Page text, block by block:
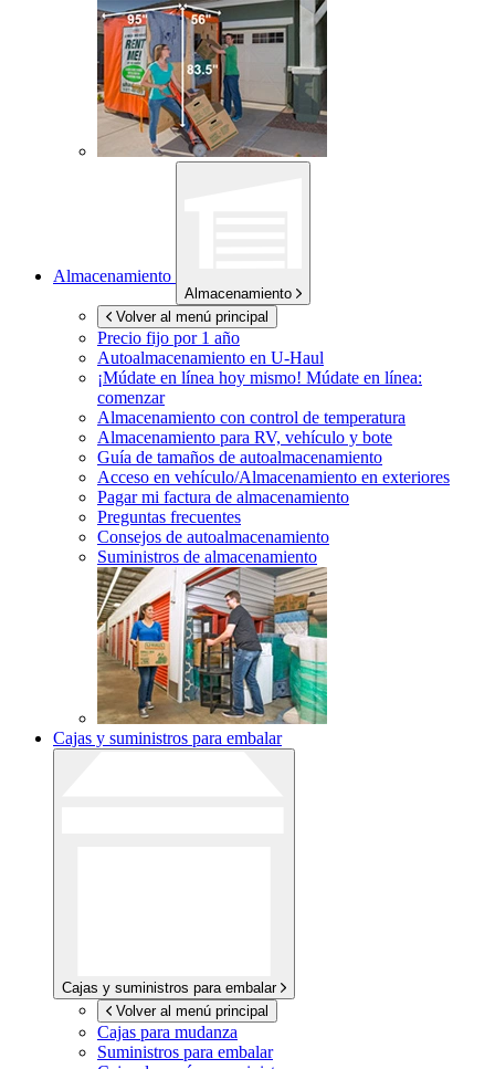
Almacenamiento
Almacenamiento
Volver al menú principal
Precio fijo por 1 año
Autoalmacenamiento en U-Haul
¡Múdate en línea hoy mismo! Múdate en línea:
comenzar
Almacenamiento con control de temperatura
Almacenamiento para RV, vehículo y bote
Guía de tamaños de autoalmacenamiento
Acceso en vehículo/Almacenamiento en exteriores
Pagar mi factura de almacenamiento
Preguntas frecuentes
Consejos de autoalmacenamiento
Suministros de almacenamiento
Cajas y suministros para embalar
Cajas y suministros para embalar
Volver al menú principal
Cajas para mudanza
Suministros para embalar